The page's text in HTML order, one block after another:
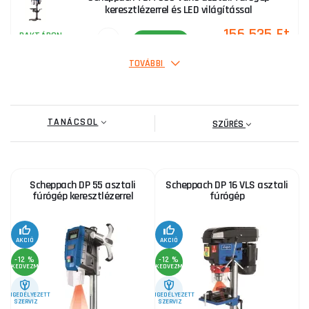
keresztlézerrel és LED világítással
RAKTÁRON 156 535 Ft
RAKTÁRON a szállítónál ks 61 895 Ft
Procraft BD1550 oszlopos fúrógép | BD1550
RAKTÁRON ks MEGVENNI
SB 3116RMN fúrógép 230V
TOVÁBBI
TANÁCSOL SZŰRÉS
Scheppach DP 55 asztali
fúrógép keresztlézerrel
AKCIÓ
-12 %
KEDVEZMÉNY
ENGEDÉLYEZETT
SZERVIZ
Scheppach DP 16 VLS asztali
fúrógép
AKCIÓ
-12 %
KEDVEZMÉNY
ENGEDÉLYEZETT
SZERVIZ